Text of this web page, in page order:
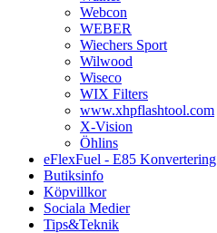
Webcon
WEBER
Wiechers Sport
Wilwood
Wiseco
WIX Filters
www.xhpflashtool.com
X-Vision
Öhlins
eFlexFuel - E85 Konvertering
Butiksinfo
Köpvillkor
Sociala Medier
Tips&Teknik